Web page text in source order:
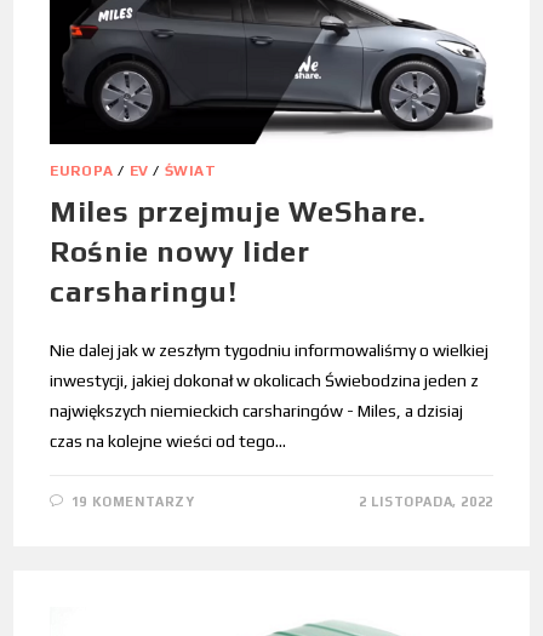
EUROPA / EV / ŚWIAT
Miles przejmuje WeShare.
Rośnie nowy lider
carsharingu!
Nie dalej jak w zeszłym tygodniu informowaliśmy o wielkiej
inwestycji, jakiej dokonał w okolicach Świebodzina jeden z
największych niemieckich carsharingów - Miles, a dzisiaj
czas na kolejne wieści od tego…
19 KOMENTARZY 2 LISTOPADA, 2022